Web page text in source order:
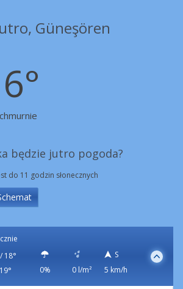
Güneşören
będzie jutro pogoda?
do 11 godzin słonecznych
/ 18°
0% 0 l/m²
S
5 km/h